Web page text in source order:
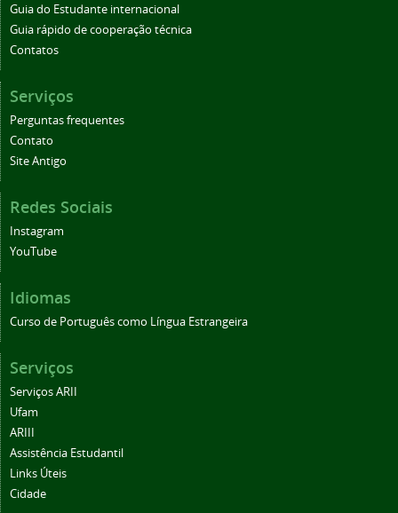
Guia do Estudante internacional
Guia rápido de cooperação técnica
Contatos
Serviços
Perguntas frequentes
Contato
Site Antigo
Redes Sociais
Instagram
YouTube
Idiomas
Curso de Português como Língua Estrangeira
Serviços
Serviços ARII
Ufam
ARIII
Assistência Estudantil
Links Úteis
Cidade